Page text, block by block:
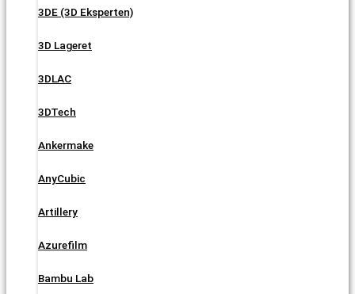
3DE (3D Eksperten)
3D Lageret
3DLAC
3DTech
Ankermake
AnyCubic
Artillery
Azurefilm
Bambu Lab